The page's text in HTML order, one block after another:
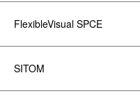
FlexibleVisual SPCE
SITOM